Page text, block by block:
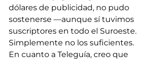
dólares de publicidad, no pudo
sostenerse —aunque sí tuvimos
suscriptores en todo el Suroeste.
Simplemente no los suficientes.
En cuanto a Teleguía, creo que